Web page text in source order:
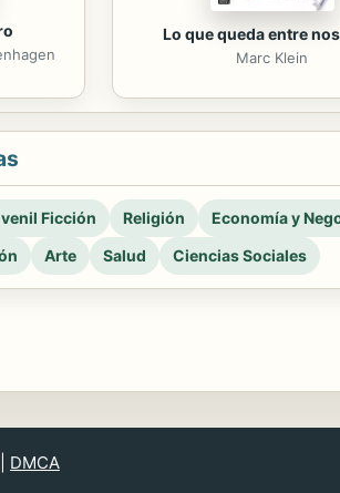
Lo que queda entre
Marc Klein
Ficción Religión
Economía y
Arte Salud Ciencias Sociales
DMCA